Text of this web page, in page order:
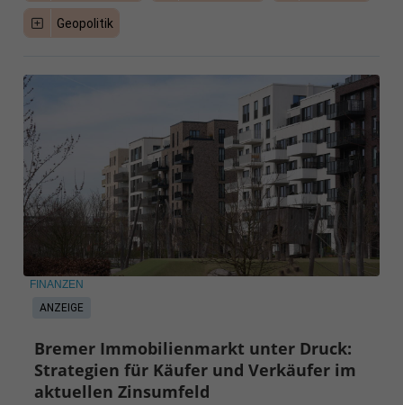
Geopolitik
ANZEIGE
FINANZEN
Bremer Immobilienmarkt unter Druck:
Strategien für Käufer und Verkäufer im
aktuellen Zinsumfeld